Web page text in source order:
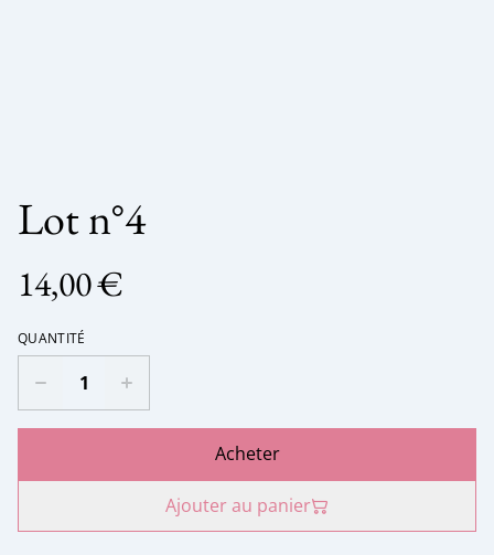
Lot n°4
14,00 €
QUANTITÉ
Acheter
Ajouter au panier